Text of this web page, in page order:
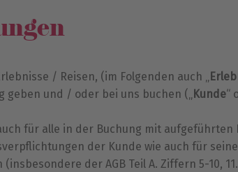
/ Reisen, (im Folgenden auch „
geben und / oder bei uns buchen („ Kunde“
für alle in der Buchung mit
der Kunde wie auch für
der AGB Teil A. Ziffern 5-10,